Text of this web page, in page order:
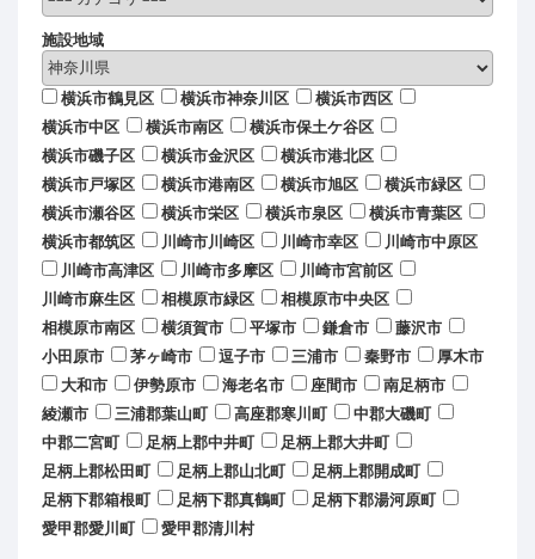
施設地域
横浜市鶴見区 横浜市神奈川区
横浜市西区
横浜市中区
横浜市南区
横浜市保土ケ谷区
横浜市磯子区
横浜市金沢区
横浜市港北区
横浜市戸塚区
横浜市港南区 横浜市旭区
横浜市緑区
横浜市瀬谷区
横浜市栄区 横浜市泉区
横浜市青葉区
横浜市都筑区
川崎市川崎区 川崎市幸区
川崎市中原区
川崎市高津区
川崎市多摩区
川崎市宮前区
川崎市麻生区
相模原市緑区
相模原市中央区
相模原市南区
横須賀市 平塚市 鎌倉市
藤沢市
小田原市
茅ヶ崎市 逗子市 三浦市 秦野市
厚木市
大和市
伊勢原市 海老名市 座間市
南足柄市
綾瀬市
三浦郡葉山町 高座郡寒川町
中郡大磯町
中郡二宮町
足柄上郡中井町
足柄上郡大井町
足柄上郡松田町
足柄上郡山北町
足柄上郡開成町
足柄下郡箱根町
足柄下郡真鶴町
足柄下郡湯河原町
愛甲郡愛川町
愛甲郡清川村